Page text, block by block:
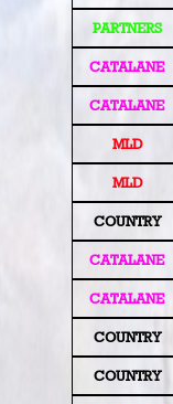
PARTNERS
CATALANE
CATALANE
MLD
MLD
COUNTRY
CATALANE
CATALANE
COUNTRY
COUNTRY